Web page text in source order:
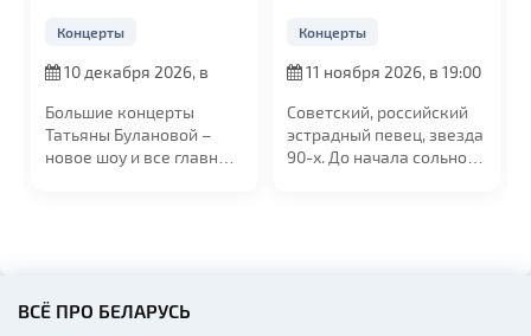
Концерты
10 декабря 2026, в
Большие концерты
Татьяны Булановой –
новое шоу и все главные
Концерты
11 ноября 2026, в 19:00
Советский, российский
эстрадный певец, звезда
90-х. До начала сольной
ВСЁ ПРО БЕЛАРУСЬ